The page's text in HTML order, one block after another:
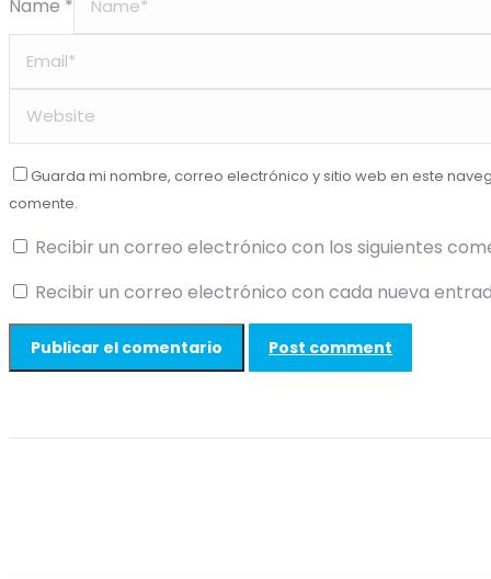
Name *
Guarda mi nombre, correo electrónico y sitio web en este
comente.
Recibir un correo electrónico con los siguientes
Recibir un correo electrónico con cada nueva
Post comment